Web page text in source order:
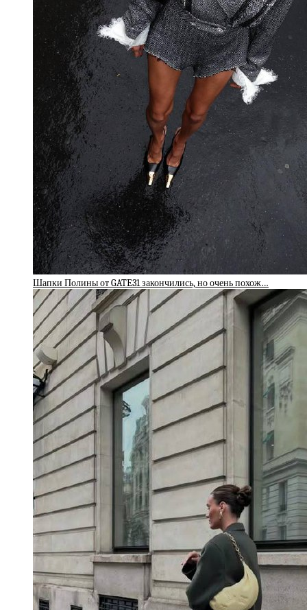
Шапки Полины от GATE31 закончились, но очень похож…